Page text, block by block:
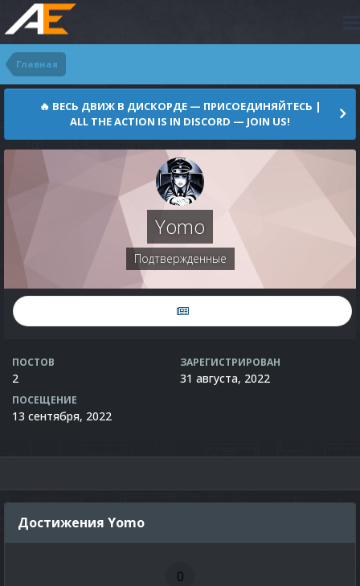
Главная
🔥 ВЕСЬ ДВИЖ В ДИСКОРДЕ — ПРИСОЕДИНЯЙТЕСЬ |
ALL THE ACTION IS IN DISCORD — JOIN US!
Yomo
Подтвержденные
ПОСТОВ
2
ЗАРЕГИСТРИРОВАН
31 августа, 2022
ПОСЕЩЕНИЕ
13 сентября, 2022
Достижения Yomo
0